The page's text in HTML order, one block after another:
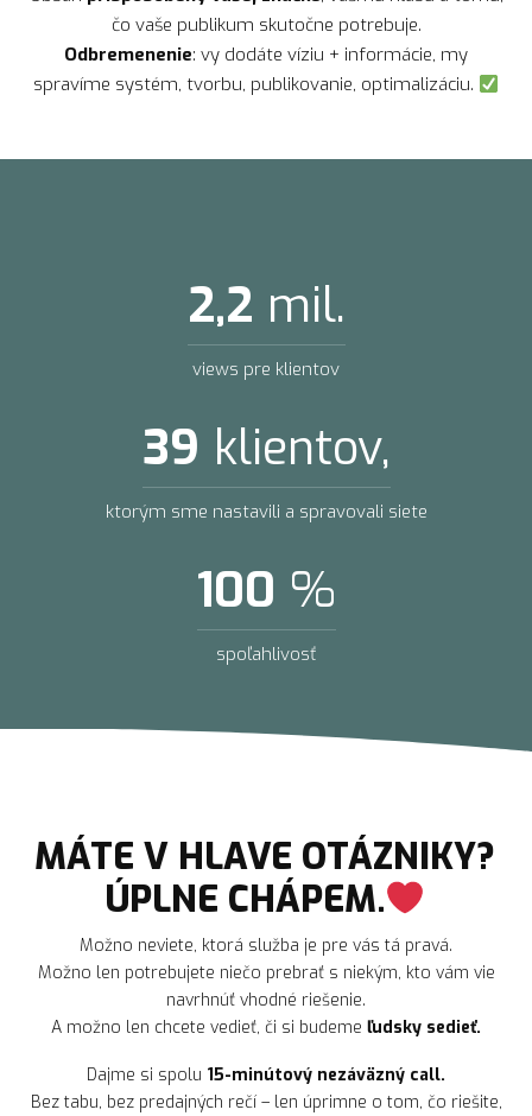
čo vaše publikum skutočne potrebuje.
Odbremenenie: vy dodáte víziu + informácie, my
spravíme systém, tvorbu, publikovanie, optimalizáciu.
2,2 mil.
views pre klientov
39 klientov,
ktorým sme nastavili a spravovali siete
100 %
spoľahlivosť
MÁTE V HLAVE OTÁZNIKY?
ÚPLNE CHÁPEM.
Možno neviete, ktorá služba je pre vás tá pravá.
Možno len potrebujete niečo prebrať s niekým, kto vám vie
navrhnúť vhodné riešenie.
A možno len chcete vedieť, či si budeme ľudsky sedieť.
Dajme si spolu 15-minútový nezáväzný call.
Bez tabu, bez predajných rečí – len úprimne o tom, čo riešite,